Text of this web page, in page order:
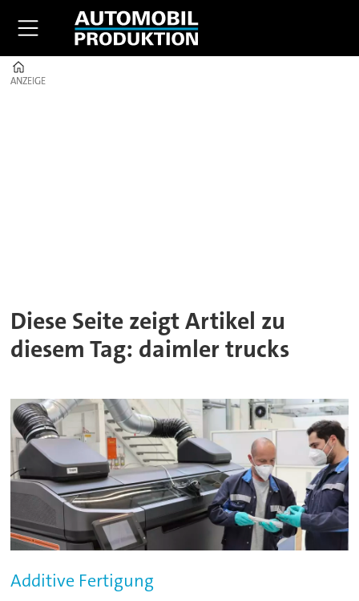
ANZEIGE
ANZEIGE
Diese Seite zeigt Artikel zu
diesem Tag: daimler trucks
Additive Fertigung